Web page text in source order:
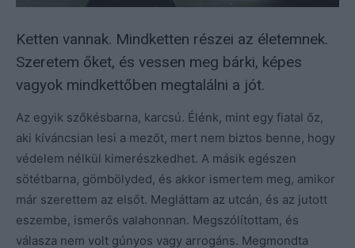
Ketten vannak. Mindketten részei az életemnek.
Szeretem őket, és vessen meg bárki, képes
vagyok mindkettőben megtalálni a jót.
Az egyik szőkésbarna, karcsú. Élénk, mint egy fiatal őz,
aki kíváncsian lesi a mezőt, mert nem biztos benne, hogy
védelem nélkül kimerészkedhet. A másik egészen
sötétbarna, gömbölyded, és akkor ismertem meg, amikor
már szerettem az elsőt. Megláttam az utcán, és az jutott
eszembe, ismerős valahonnan. Megszólítottam, és
válasza nem volt gúnyos vagy arrogáns. Megmondta